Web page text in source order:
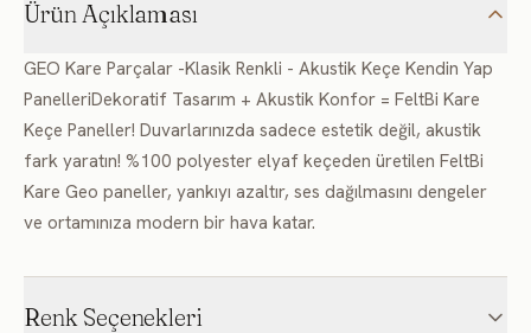
Ürün Açıklaması
GEO Kare Parçalar -Klasik Renkli - Akustik Keçe Kendin Yap
PanelleriDekoratif Tasarım + Akustik Konfor = FeltBi Kare
Keçe Paneller! Duvarlarınızda sadece estetik değil, akustik
fark yaratın! %100 polyester elyaf keçeden üretilen FeltBi
Kare Geo paneller, yankıyı azaltır, ses dağılmasını dengeler
ve ortamınıza modern bir hava katar.
Renk Seçenekleri